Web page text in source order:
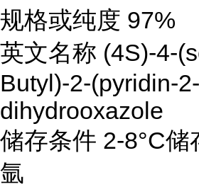
规格或纯度 97%
英文名称 (4S)-4-
Butyl)-2-(pyridin-
dihydrooxazole
储存条件 2-8°C储
氩